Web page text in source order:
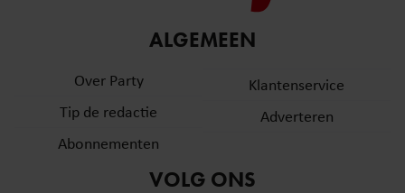
ALGEMEEN
Over Party
Tip de redactie
Abonnementen
Klantenservice
Adverteren
VOLG ONS